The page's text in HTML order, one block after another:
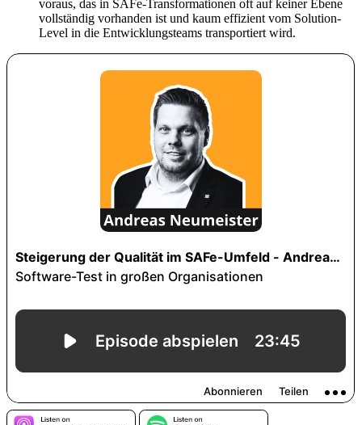
voraus, das in SAFe-Transformationen oft auf keiner Ebene
vollständig vorhanden ist und kaum effizient vom Solution-
Level in die Entwicklungsteams transportiert wird.